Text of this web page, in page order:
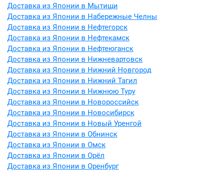
Доставка из Японии в Мытищи
Доставка из Японии в Набережные Челны
Доставка из Японии в Нефтегорск
Доставка из Японии в Нефтекамск
Доставка из Японии в Нефтеюганск
Доставка из Японии в Нижневартовск
Доставка из Японии в Нижний Новгород
Доставка из Японии в Нижний Тагил
Доставка из Японии в Нижнюю Туру
Доставка из Японии в Новороссийск
Доставка из Японии в Новосибирск
Доставка из Японии в Новый Уренгой
Доставка из Японии в Обнинск
Доставка из Японии в Омск
Доставка из Японии в Орёл
Доставка из Японии в Оренбург